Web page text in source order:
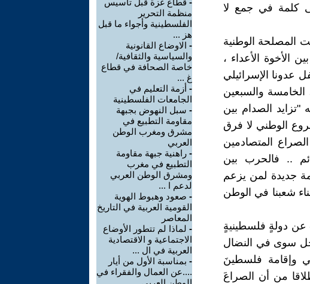
كلمة في جمع لا
المصلحة الوطنية
الأخوة الأعداء ،
عدونا الإسرائيلي
والسبعين
الصدام بين
الوطني لا فرق
المتصادمين
.. فالحرب بين
جديدة لمن يزعم
شعبنا في الوطن
عن دولةٍ فلسطينيةٍ
نوع من الوهم ولا حل سوى في النضال
وإقامة فلسطينَ
من أن الصراعَ
- قطاع غزة قبل تأسيس
منظمة التحرير
الفلسطينية وأجواء ما قبل
هز ...
- الاوضاع القانونية
والسياسية والثقافية/
خاصة الصحافة في قطاع
غ ...
- أزمة التعليم في
الجامعات الفلسطينية
- سبل النهوض بجبهة
مقاومة التطبيع في
مشرق ومغرب الوطن
العربي
- راهنية جبهة مقاومة
التطبيع في مغرب
ومشرق الوطن العربي
لدعم ا ...
- صعود وهبوط الهوية
القومية العربية في التاريخ
المعاصر
- لماذا لم تتطور الأوضاع
الاجتماعية و الاقتصادية
العربية في ال ...
- بمناسبة الأول من أيار
....عن العمال والفقراء في